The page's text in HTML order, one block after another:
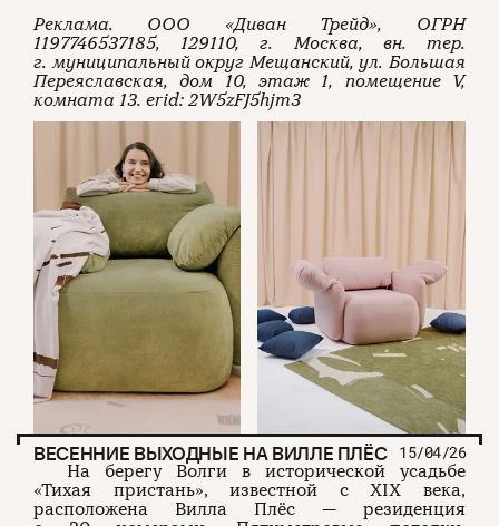
Реклама. ООО «Диван Трейд», ОГРН
1197746537185, 129110, г. Москва, вн. тер.
г. муниципальный округ Мещанский, ул. Большая
Переяславская, дом 10, этаж 1, помещение V,
комната 13. erid: 2W5zFJ5hjm3
ВЕСЕННИЕ ВЫХОДНЫЕ НА ВИЛЛЕ ПЛЁС 15/04/26
На берегу Волги в исторической усадьбе
«Тихая пристань», известной с XIX века,
расположена Вилла Плёс — резиденция
О проекте
Команда
Авторы
Журнал
Подписаться на журнал
ЧТИВО ДОМ
YouTube
Telegram
VK
Рекламодателям
Пользовательское соглашение
Политика конфиденциальности
16+
(c) ЧТИВО 2026. Все права защищены
Разработка:Astroshock